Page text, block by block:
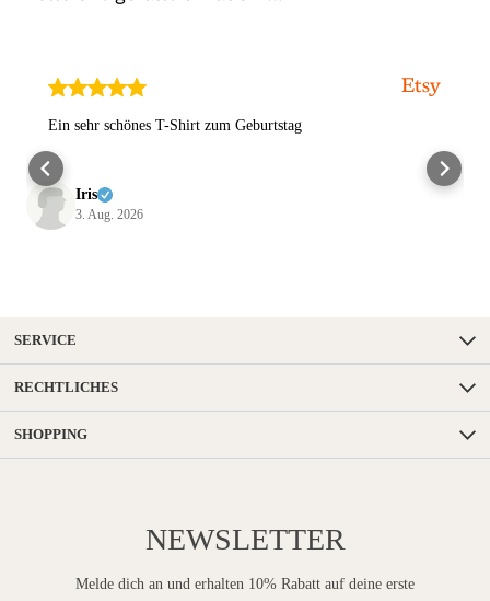
Ein sehr schönes T-Shirt zum Geburtstag
Iris
3. Aug. 2026
SERVICE
RECHTLICHES
SHOPPING
NEWSLETTER
Melde dich an und erhalten 10% Rabatt auf deine erste